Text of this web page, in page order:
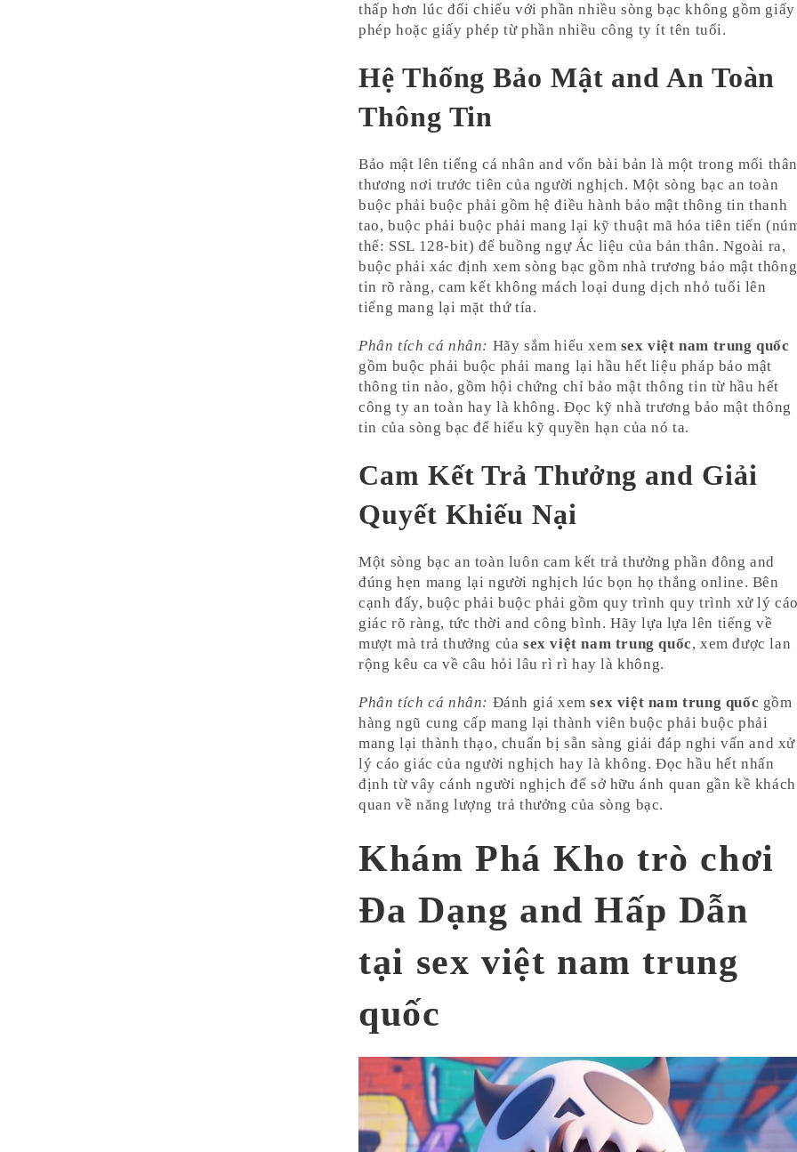
thấp hơn lúc đối chiếu với phần nhiều sòng bạc không gồm giấy
phép hoặc giấy phép từ phần nhiều công ty ít tên tuổi.
Hệ Thống Bảo Mật and An Toàn
Thông Tin
Bảo mật lên tiếng cá nhân and vốn bài bản là một trong mối thân
thương nơi trước tiên của người nghịch. Một sòng bạc an toàn
buộc phải buộc phải gồm hệ điều hành bảo mật thông tin thanh
tao, buộc phải buộc phải mang lại kỹ thuật mã hóa tiên tiến
thể: SSL 128-bit) để buồng ngự Ác liệu của bản thân. Ngoài ra,
buộc phải xác định xem sòng bạc gồm nhà trương bảo mật thông
tin rõ ràng, cam kết không mách loại dung dịch nhỏ tuổi lên
tiếng mang lại mặt thứ tía.
Phân tích cá nhân: Hãy sắm hiểu xem sex việt nam trung quốc
gồm buộc phải buộc phải mang lại hầu hết liệu pháp bảo mật
thông tin nào, gồm hội chứng chỉ bảo mật thông tin từ hầu hết
công ty an toàn hay là không. Đọc kỹ nhà trương bảo mật thông
tin của sòng bạc để hiểu kỹ quyền hạn của nó ta.
Cam Kết Trả Thưởng and Giải
Quyết Khiếu Nại
Một sòng bạc an toàn luôn cam kết trả thưởng phần đông and
đúng hẹn mang lại người nghịch lúc bọn họ thắng online. Bên
cạnh đấy, buộc phải buộc phải gồm quy trình quy trình xử lý cáo
giác rõ ràng, tức thời and công bình. Hãy lựa lựa lên tiếng về
mượt mà trả thưởng của sex việt nam trung quốc, xem được lan
rộng kêu ca về câu hỏi lâu rì rì hay là không.
Phân tích cá nhân: Đánh giá xemsex việt nam trung quốc gồm
hàng ngũ cung cấp mang lại thành viên buộc phải buộc phải
mang lại thành thạo, chuẩn bị sẵn sàng giải đáp nghi vấn and xử
lý cáo giác của người nghịch hay là không. Đọc hầu hết nhấn
định từ vây cánh người nghịch để sở hữu ánh quan gần kề khách
quan về năng lượng trả thưởng của sòng bạc.
Khám Phá Kho trò chơi
Đa Dạng and Hấp Dẫn
tại sex việt nam trung
quốc